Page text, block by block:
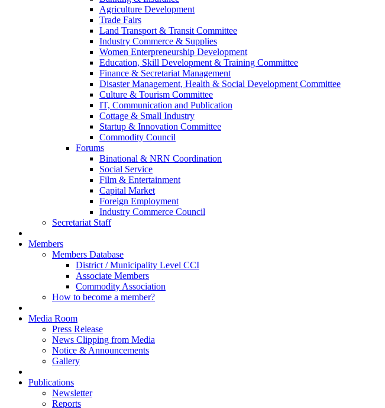
Agriculture Development
Trade Fairs
Land Transport & Transit Committee
Industry Commerce & Supplies
Women Enterpreneurship Development
Education, Skill Development & Training Committee
Finance & Secretariat Management
Disaster Management, Health & Social Development Committee
Culture & Tourism Committee
IT, Communication and Publication
Cottage & Small Industry
Startup & Innovation Committee
Commodity Council
Forums
Binational & NRN Coordination
Social Service
Film & Entertainment
Capital Market
Foreign Employment
Industry Commerce Council
Secretariat Staff
Members
Members Database
District / Municipality Level CCI
Associate Members
Commodity Association
How to become a member?
Media Room
Press Release
News Clipping from Media
Notice & Announcements
Gallery
Publications
Newsletter
Reports